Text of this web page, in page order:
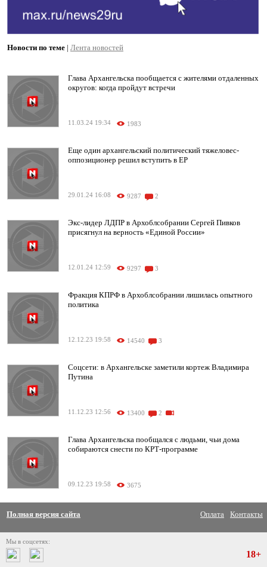
Новости по теме | Лента новостей
Глава Архангельска пообщается с жителями отдаленных
округов: когда пройдут встречи
11.03.24 19:34 1983
Еще один архангельский политический тяжеловес-
оппозиционер решил вступить в ЕР
29.01.24 16:08 9287 2
Экс-лидер ЛДПР в Архоблсобрании Сергей Пивков
присягнул на верность «Единой России»
12.01.24 12:59 9297 3
Фракция КПРФ в Архоблсобрании лишилась опытного
политика
12.12.23 19:58 14540 3
Соцсети: в Архангельске заметили кортеж Владимира
Путина
11.12.23 12:56 13400 2
Глава Архангельска пообщался с людьми, чьи дома
собираются снести по КРТ-программе
09.12.23 19:58 3675
Полная версия сайта Оплата Контакты
Мы в соцсетях:
18+